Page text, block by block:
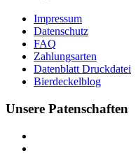
Impressum
Datenschutz
FAQ
Zahlungsarten
Datenblatt Druckdatei
Bierdeckelblog
Unsere Patenschaften